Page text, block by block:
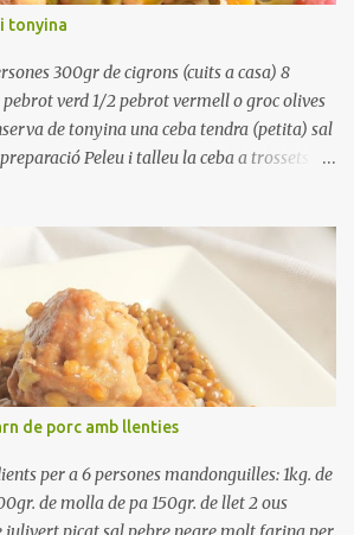
El caldo de coure els fesols, es pot
o sopa. Ingredientes judias -agua -sal
judías a r...
tonyina
300gr de cigrons (cuits a casa) 8
verd 1/2 pebrot vermell o groc olives
de tonyina una ceba tendra (petita) sal
Peleu i talleu la ceba a trossets i
les a octaus. Talleu les olives a
de portar a la taula, poseu els cigrons,
bol, amb la resta d'ingredients: les tomates,
les olives i la tonyina esmicolada.
bon profit!!
de porc amb llenties
per a 6 persones mandonguilles: 1kg. de
de molla de pa 150gr. de llet 2 ous